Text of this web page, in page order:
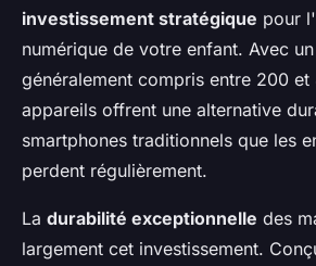
investissement stratégique pour
numérique de votre enfant. Avec
généralement compris entre 200
appareils offrent une alternative
smartphones traditionnels que les
perdent régulièrement.
La durabilité exceptionnelle des
largement cet investissement.